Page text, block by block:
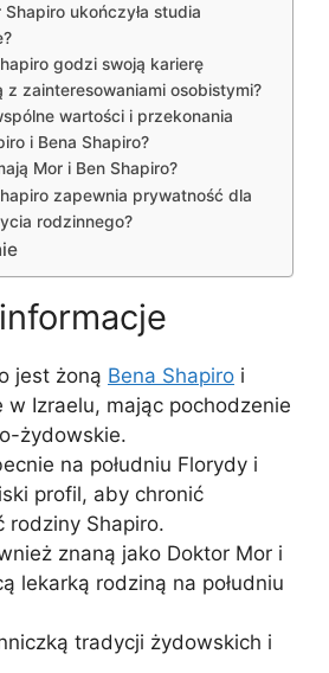
Shapiro ukończyła studia
godzi swoją karierę
z zainteresowaniami osobistymi?
wartości i przekonania
i Bena Shapiro?
Mor i Ben Shapiro?
zapewnia prywatność dla
rodzinnego?
jest żoną Bena Shapiro i
w Izraelu, mając pochodzenie
żydowskie.
na południu Florydy i
profil, aby chronić
rodziny Shapiro.
znaną jako Doktor Mor i
lekarką rodziną na południu
tradycji żydowskich i